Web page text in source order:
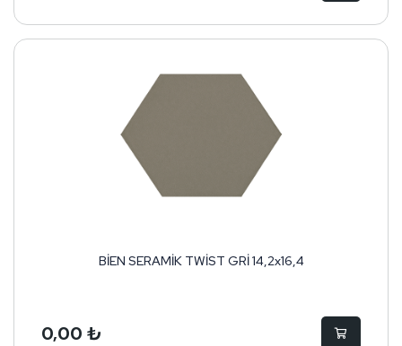
BİEN SERAMİK TWİST GRİ 14,2x16,4
0,00 ₺